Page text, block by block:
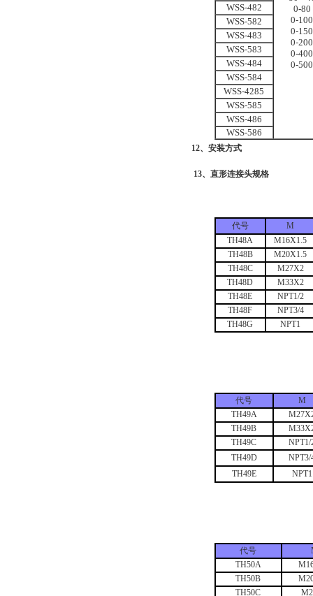
0-80
0-100
0-150
0-200
0-400
0-500
WSS-482
WSS-582
WSS-483
WSS-583
WSS-484
WSS-584
WSS-4285
WSS-585
WSS-486
WSS-586
12、安装方式
13、直形连接头规格
代号
M
TH48A
M16X1.5
TH48B
M20X1.5
TH48C
M27X2
TH48D
M33X2
TH48E
NPT1/2
TH48F
NPT3/4
TH48G
NPT1
代号
M
TH49A
TH49B
TH49C
NPT1/
TH49D
NPT3/
TH49E
NPT1
代号
TH50A
TH50B
TH50C